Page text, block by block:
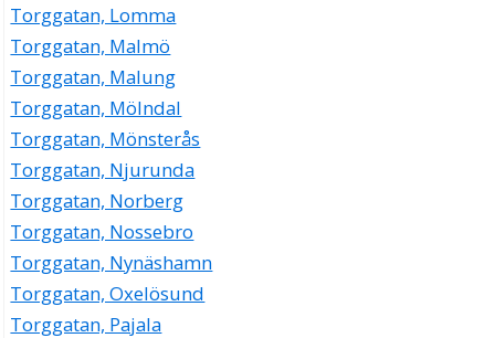
Torggatan, Lomma
Torggatan, Malmö
Torggatan, Malung
Torggatan, Mölndal
Torggatan, Mönsterås
Torggatan, Njurunda
Torggatan, Norberg
Torggatan, Nossebro
Torggatan, Nynäshamn
Torggatan, Oxelösund
Torggatan, Pajala